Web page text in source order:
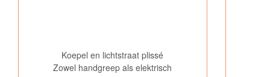
Koepel en lichtstraat plissé
Zowel handgreep als elektrisch